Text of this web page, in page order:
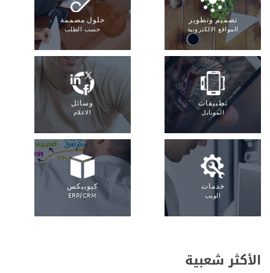
تصميم وتطوير
المواقع الالكترونية
حلول مصممة
حسب الطلب
تطبيقات
الموبايل
وسائل
الاعلام
خدمات
الويب
كيوبيكس
ERP/CRM
الأكثر شعبية